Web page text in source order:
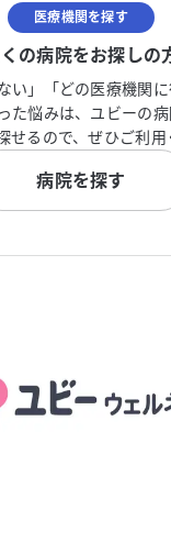
医療機関を探す
の病院をお探しの
い」「どの医療機関
た悩みは、ユビーの
せるので、ぜひご利用
病院を探す